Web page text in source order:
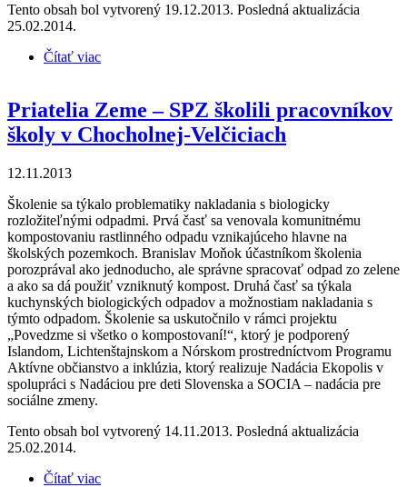
Tento obsah bol vytvorený 19.12.2013. Posledná aktualizácia
25.02.2014.
Čítať viac
Priatelia Zeme – SPZ školili pracovníkov
školy v Chocholnej-Velčiciach
12.11.2013
Školenie sa týkalo problematiky nakladania s biologicky
rozložiteľnými odpadmi. Prvá časť sa venovala komunitnému
kompostovaniu rastlinného odpadu vznikajúceho hlavne na
školských pozemkoch. Branislav Moňok účastníkom školenia
porozprával ako jednoducho, ale správne spracovať odpad zo zelene
a ako sa dá použiť vzniknutý kompost. Druhá časť sa týkala
kuchynských biologických odpadov a možnostiam nakladania s
týmto odpadom. Školenie sa uskutočnilo v rámci projektu
„Povedzme si všetko o kompostovaní!“, ktorý je podporený
Islandom, Lichtenštajnskom a Nórskom prostredníctvom Programu
Aktívne občianstvo a inklúzia, ktorý realizuje Nadácia Ekopolis v
spolupráci s Nadáciou pre deti Slovenska a SOCIA – nadácia pre
sociálne zmeny.
Tento obsah bol vytvorený 14.11.2013. Posledná aktualizácia
25.02.2014.
Čítať viac